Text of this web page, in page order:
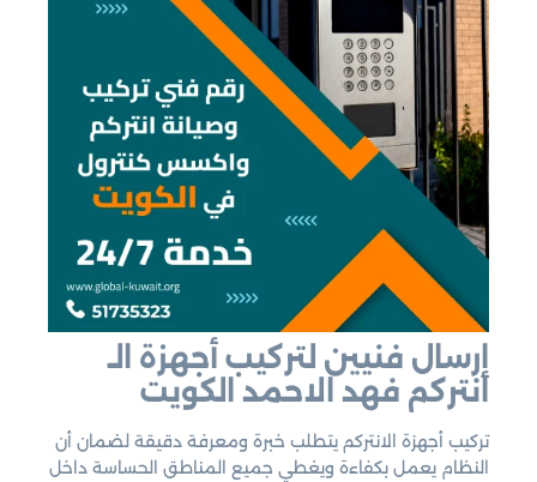
إرسال فنيين لتركيب أجهزة الـ
انتركم فهد الاحمد الكويت
تركيب أجهزة الانتركم يتطلب خبرة ومعرفة دقيقة لضمان أن
النظام يعمل بكفاءة ويغطي جميع المناطق الحساسة داخل